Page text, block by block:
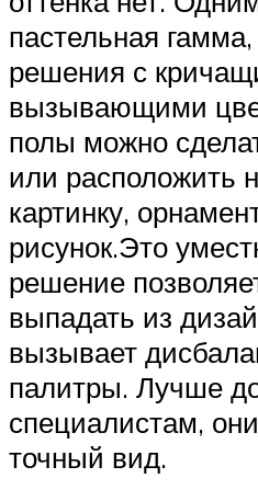
пастельная
решения с
вызывающими
полы можно
или расположить
картинку,
рисунок.Это
решение
выпадать из
вызывает
палитры. Лучше
специалистам,
точный вид.